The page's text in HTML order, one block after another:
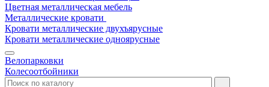
Цветная металлическая мебель
Металлические кровати
Кровати металлические двухъярусные
Кровати металлические одноярусные
Велопарковки
Колесоотбойники